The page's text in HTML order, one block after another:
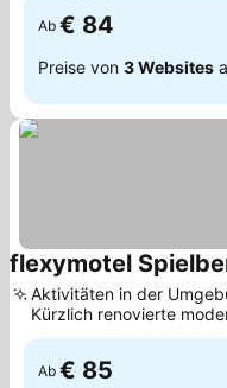
Ab € 84
Preise von 3 Websites
flexymotel
Aktivitäten in der
Kürzlich renovierte
Zimmer
Ab € 85